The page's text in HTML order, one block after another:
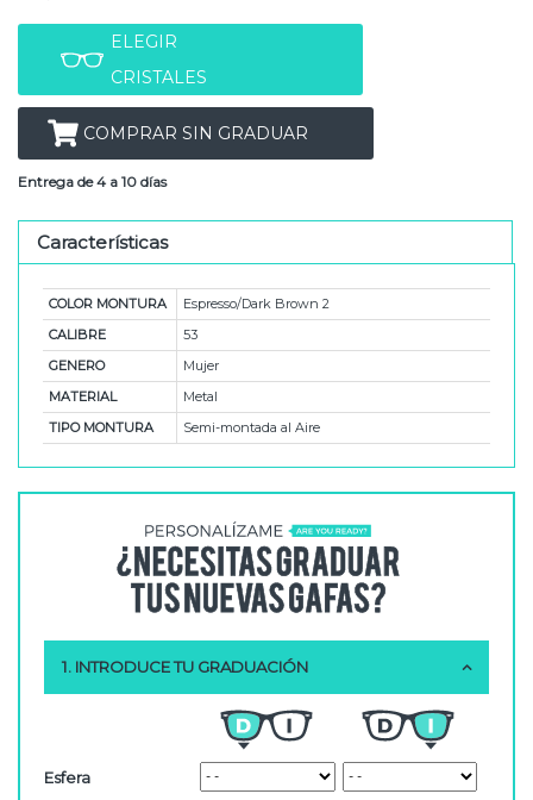
ELEGIR
CRISTALES
COMPRAR SIN GRADUAR
Entrega de 4 a 10 días
Características
COLOR MONTURA
Espresso/Dark Brown 2
CALIBRE
53
GENERO
Mujer
MATERIAL
Metal
TIPO MONTURA
Semi-montada al Aire
1. INTRODUCE TU GRADUACIÓN
Esfera